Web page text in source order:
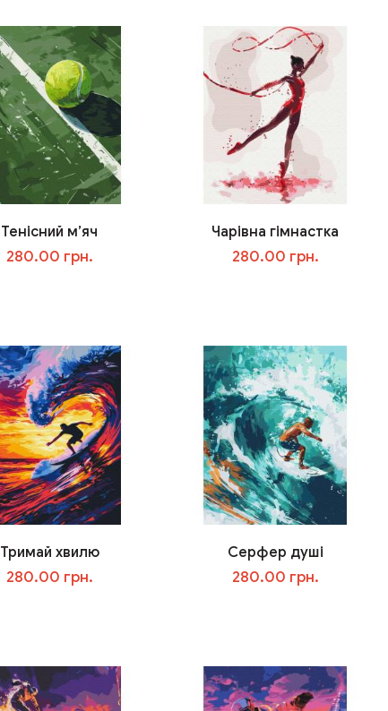
Тенісний м’яч
280.00 грн.
Чарівна гімнастка
280.00 грн.
Тримай хвилю
280.00 грн.
Серфер душі
280.00 грн.